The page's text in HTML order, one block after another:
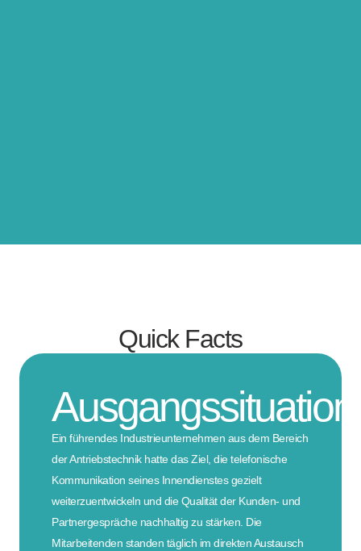
Quick Facts
Ausgangssituation
Ein führendes Industrieunternehmen aus dem Bereich
der Antriebstechnik hatte das Ziel, die telefonische
Kommunikation seines Innendienstes gezielt
weiterzuentwickeln und die Qualität der Kunden- und
Partnergespräche nachhaltig zu stärken. Die
Mitarbeitenden standen täglich im direkten Austausch